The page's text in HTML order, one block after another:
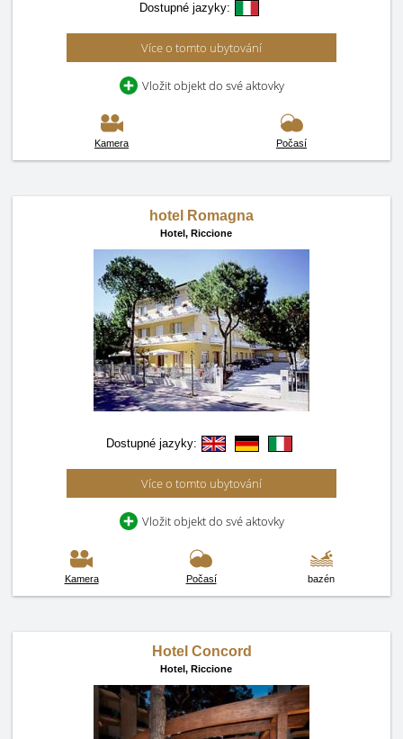
Dostupné jazyky:
Více o tomto ubytování
Vložit objekt do své aktovky
Kamera Počasí
hotel Romagna
Hotel, Riccione
Dostupné jazyky:
Více o tomto ubytování
Vložit objekt do své aktovky
Kamera Počasí bazén
Hotel Concord
Hotel, Riccione